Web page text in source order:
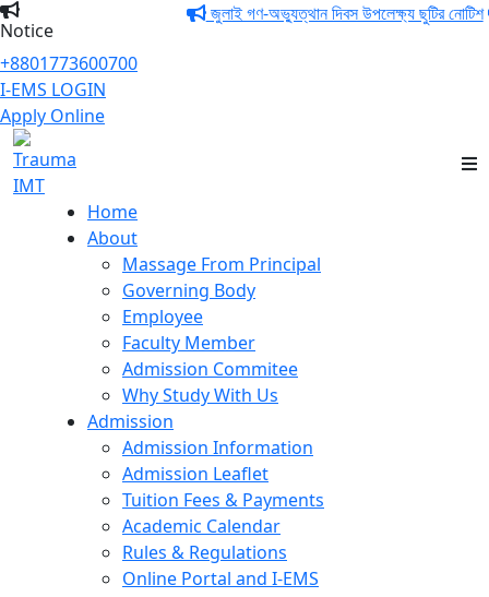
Notice
জুলাই গণ-অভ্যুত্থান দিবস উপলেক্ষ্য ছুটির নোটিশ ০৫
+8801773600700
I-EMS LOGIN
Apply Online
Home
About
Massage From Principal
Governing Body
Employee
Faculty Member
Admission Commitee
Why Study With Us
Admission
Admission Information
Admission Leaflet
Tuition Fees & Payments
Academic Calendar
Rules & Regulations
Online Portal and I-EMS